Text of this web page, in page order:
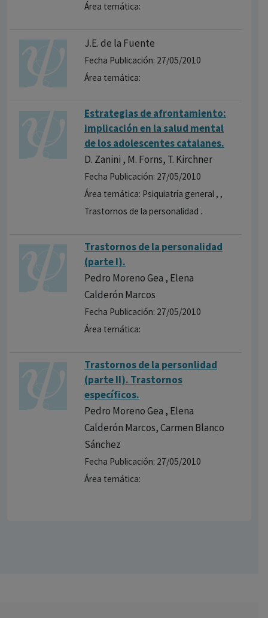
Área temática:
J.E. de la Fuente
Fecha Publicación: 27/05/2010
Área temática:
Estrategias de afrontamiento:
implicación en la salud mental
de los adolescentes catalanes.
D. Zanini , M. Forns, T. Kirchner
Fecha Publicación: 27/05/2010
Área temática: Psiquiatría general , ,
Trastornos de la personalidad .
Trastornos de la personalidad
(parte I).
Pedro Moreno Gea , Elena
Calderón Marcos
Fecha Publicación: 27/05/2010
Área temática:
Trastornos de la personlidad
(parte II). Trastornos
específicos.
Pedro Moreno Gea , Elena
Calderón Marcos, Carmen Blanco
Sánchez
Fecha Publicación: 27/05/2010
Área temática: